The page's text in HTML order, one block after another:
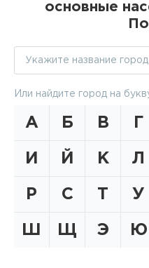
основные
Или найдите город на
А Б В Г
И Й К Л
Р С Т У
Ш Щ Э Ю